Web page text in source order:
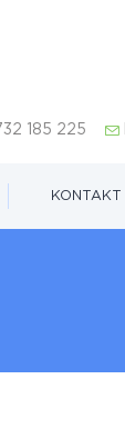
185 225
KONTAKT